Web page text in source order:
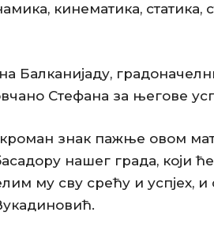
кинематика, статика,
Балканијаду,
Стефана за његове
знак пажње овом
нашег града, који
му сву срећу и успјех,